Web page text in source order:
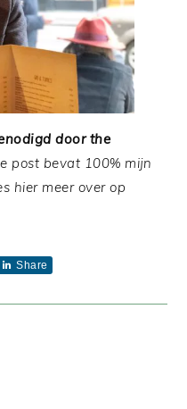
door the
post bevat 100% mijn
hier meer over op
Share